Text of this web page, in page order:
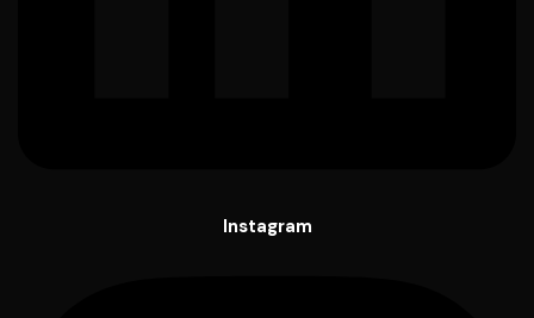
Instagram